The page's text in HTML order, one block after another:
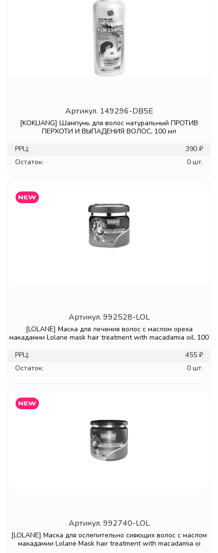
Артикул. 149296-DB5E
[KOKLIANG] Шампунь для волос натуральный ПРОТИВ
ПЕРХОТИ И ВЫПАДЕНИЯ ВОЛОС, 100 мл
РРЦ:
390 ₽
Остаток:
0 шт.
Артикул. 992528-LOL
[LOLANE] Маска для лечения волос с маслом ореха
макадамии Lolane mask hair treatment with macadamia oil, 100
РРЦ:
455 ₽
Остаток:
0 шт.
Артикул. 992740-LOL
[LOLANE] Маска для ослепительно сияющих волос с маслом
макадамии Lolane Mask hair treatment with macadamia oi